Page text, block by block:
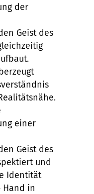
der
Geist des
einer
Geist des
und
Identität
Hand in